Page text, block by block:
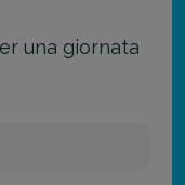
una giornata